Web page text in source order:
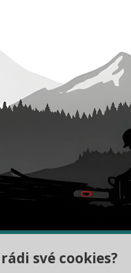
Velkoobchodní spolupráce
své cookies?